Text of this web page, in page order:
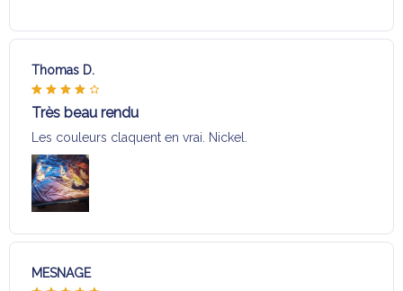
Thomas D.
Très beau rendu
Les couleurs claquent en vrai. Nickel.
MESNAGE